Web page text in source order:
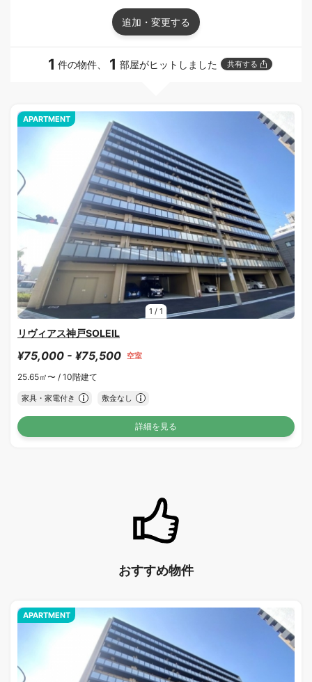
追加・変更する
1 件の物件、 1 部屋がヒットしました 共有する
1 / 1
APARTMENT
リヴィアス神戸SOLEIL
¥75,000 - ¥75,500 空室
25.65㎡〜 / 10階建て
家具・家電付き 敷金なし
詳細を見る
おすすめ物件
APARTMENT